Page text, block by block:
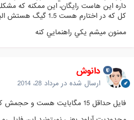
داره اين هاست رايگان، اين ممكنه كه
كل كه در اختارم هست 1.5 گيگ هستش البته
ممنون ميشم يكي راهنمايي كنه
دانوش
ارسال شده در مرداد 28، 2014
فایل حداقل 15 مگابایت هست و حجمش کم نیست!